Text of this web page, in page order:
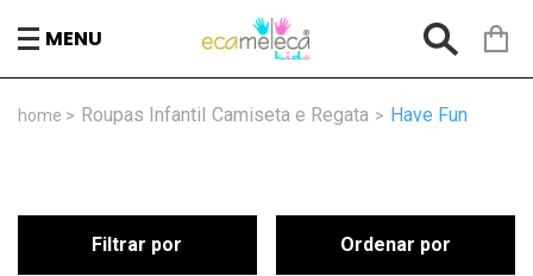
MENU
Roupas Infantil Camiseta e Regata Have Fun
Filtrar por Ordenar por